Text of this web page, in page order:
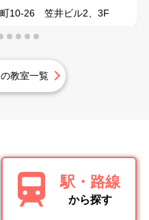
町10-26 笠井ビル2、3F
教室一覧
駅・路線
から探す